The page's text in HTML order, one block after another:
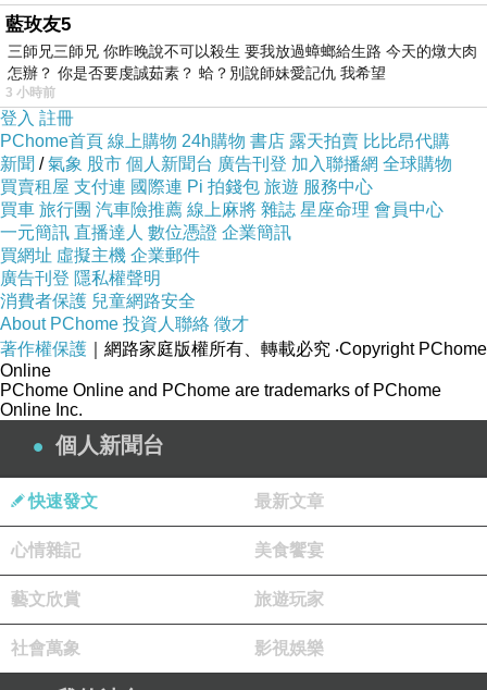
藍玫友5
三師兄三師兄 你昨晚說不可以殺生 要我放過蟑螂給生路 今天的燉大肉
怎辦？ 你是否要虔誠茹素？ 蛤？別說師妹愛記仇 我希望
3 小時前
登入 註冊
PChome首頁 線上購物 24h購物 書店 露天拍賣 比比昂代購
新聞 /氣象 股市 個人新聞台 廣告刊登 加入聯播網 全球購物
買賣租屋 支付連 國際連 Pi 拍錢包 旅遊 服務中心
買車 旅行團 汽車險推薦 線上麻將 雜誌 星座命理 會員中心
一元簡訊 直播達人 數位憑證 企業簡訊
買網址 虛擬主機 企業郵件
廣告刊登 隱私權聲明
消費者保護 兒童網路安全
About PChome 投資人聯絡 徵才
著作權保護 ｜網路家庭版權所有、轉載必究 ‧Copyright PChome
Online
PChome Online and PChome are trademarks of PChome
Online Inc.
個人新聞台
快速發文 最新文章
心情雜記 美食饗宴
藝文欣賞 旅遊玩家
社會萬象 影視娛樂